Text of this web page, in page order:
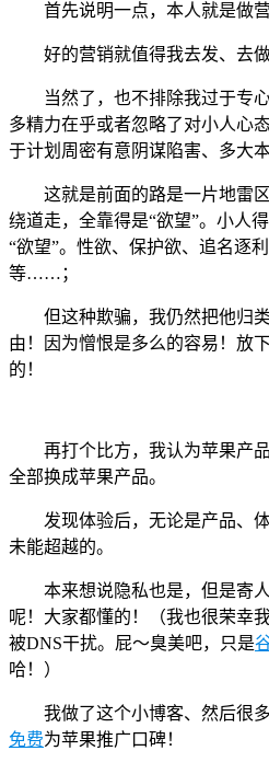
首先说明一点，本人就是做
好的营销就值得我去发、去
当然了，也不排除我过于专
多精力在乎或者忽略了对小人心
于计划周密有意阴谋陷害、多大
这就是前面的路是一片地雷
绕道走，全靠得是“欲望”。小人
“欲望”。性欲、保护欲、追名逐
等……；
但这种欺骗，我仍然把他归
由！因为憎恨是多么的容易！放
的！
再打个比方，我认为苹果产
全部换成苹果产品。
发现体验后，无论是产品、
未能超越的。
本来想说隐私也是，但是寄
呢！大家都懂的！（我也很荣幸
被DNS干扰。屁～臭美吧，只是
哈！）
我做了这个小博客、然后很
免费为苹果推广口碑！